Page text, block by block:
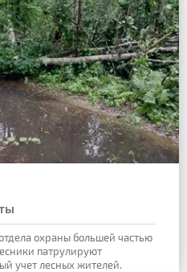
охраны большей частью
патрулируют
учет лесных жителей.